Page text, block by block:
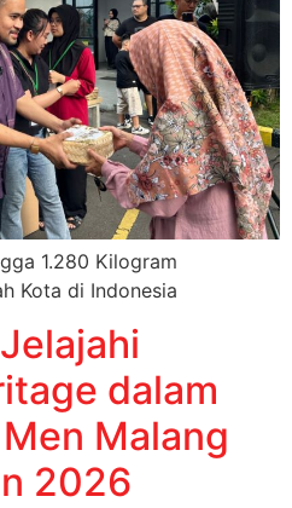
1.280 Kilogram
Kota di Indonesia
dalam
Malang
2026